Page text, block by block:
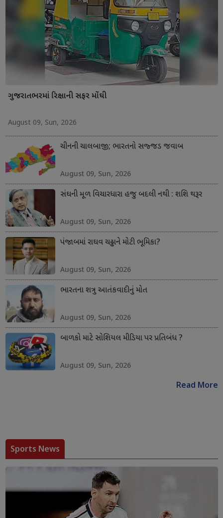
ગુજરાતભરમાં રિક્ષાની સફર મોંઘી
August 09, Sun, 2026
ચીનની ચાલબાજી; ભારતનો સજ્જડ જવાબ
August 09, Sun, 2026
સંઘની મૂળ વિચારધારા હજુ બદલી નથી : શશિ થરૂર
August 09, Sun, 2026
પંજાબમાં રાઘવ ચઢ્ઢાને મોટી ભૂમિકા?
August 09, Sun, 2026
ભારતના શત્રુ આતંકવાદીનું મોત
August 09, Sun, 2026
બાળકો માટે સોશિયલ મીડિયા પર પ્રતિબંધ ?
August 09, Sun, 2026
Read More
Sports News